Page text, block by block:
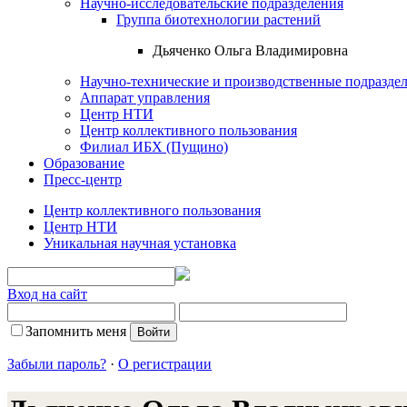
Группа биотехнологии растений
Дьяченко Ольга Владимировна
Научно-технические и производственные
Аппарат управления
Центр НТИ
Центр коллективного пользования
Филиал ИБХ (Пущино)
Образование
Пресс-центр
Центр коллективного пользования
Центр НТИ
Уникальная научная установка
Вход на сайт
Запомнить меня
Забыли пароль? · О регистрации